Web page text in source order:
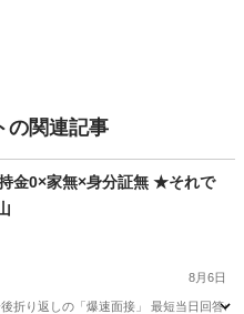
の関連記事
持金0×家無×身分証無 ★それで
8月6日
り返しの「爆速面接」 最短当日回答の